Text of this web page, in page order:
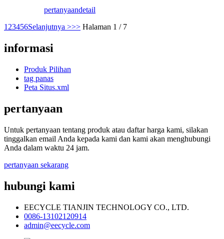
pertanyaandetail
1 23456Selanjutnya >>> Halaman 1 / 7
informasi
Produk Pilihan
tag panas
Peta Situs.xml
pertanyaan
Untuk pertanyaan tentang produk atau daftar harga kami, silakan
tinggalkan email Anda kepada kami dan kami akan menghubungi
Anda dalam waktu 24 jam.
pertanyaan sekarang
hubungi kami
EECYCLE TIANJIN TECHNOLOGY CO., LTD.
0086-13102120914
admin@eecycle.com